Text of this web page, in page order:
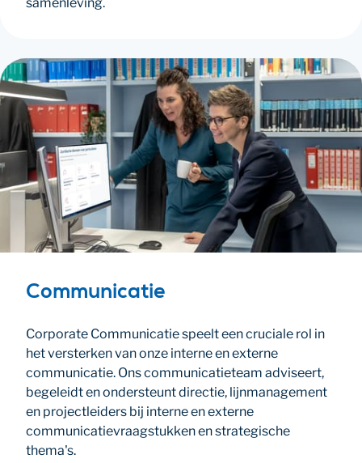
Communicatie
Corporate Communicatie speelt een cruciale rol in
het versterken van onze interne en externe
communicatie. Ons communicatieteam adviseert,
begeleidt en ondersteunt directie, lijnmanagement
en projectleiders bij interne en externe
communicatievraagstukken en strategische
thema's.